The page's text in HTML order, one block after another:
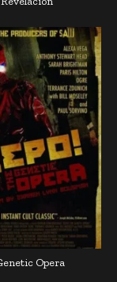
Opera